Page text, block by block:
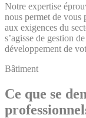
Notre expertise
nous permet de vous
aux exigences du
s’agisse de gestion
développement de
Bâtiment
Ce que se